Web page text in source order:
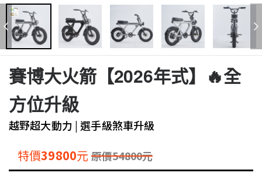
賽博大火箭【2026年式】🔥全
方位升級
越野超大動力 | 選手級煞車升級
特價39800元 原價54800元